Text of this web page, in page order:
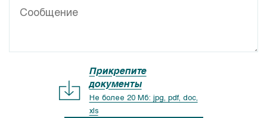
Прикрепите
документы
Не более 20 Мб: jpg, pdf, doc,
xls